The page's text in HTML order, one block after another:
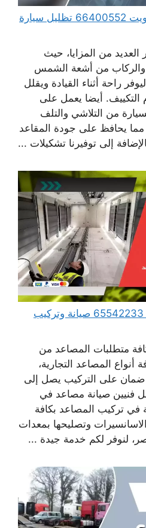
تظليل سيارات متنقل الكويت 66400552 تظليل سيارة
من المزايا، حيث
والركاب من أشعة الشمس
راحة أثناء القيادة ويقلل
التكييف. أيضا يعمل على
من التلاشي والتلف
يحافظ على جودة المقاعد
إلى توفيرنا تشكيلات ...
صيانة مصاعد في الكويت 65542233 صيانة وتركيب
متطلبات المصاعد من
أنواع المصاعد التجارية،
ضمان على التركيب يصل إلى
فنيين صيانة مصاعد في
في تركيب المصاعد بكافة
وتصليحها بمعدات
لنوفر لكم خدمة جيدة ...